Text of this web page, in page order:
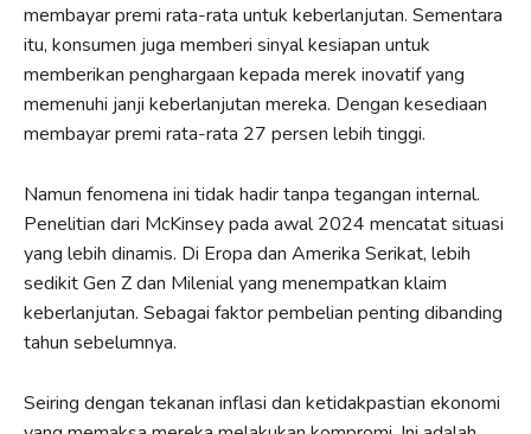
membayar premi rata-rata untuk keberlanjutan. Sementara
itu, konsumen juga memberi sinyal kesiapan untuk
memberikan penghargaan kepada merek inovatif yang
memenuhi janji keberlanjutan mereka. Dengan kesediaan
membayar premi rata-rata 27 persen lebih tinggi.
Namun fenomena ini tidak hadir tanpa tegangan internal.
Penelitian dari McKinsey pada awal 2024 mencatat situasi
yang lebih dinamis. Di Eropa dan Amerika Serikat, lebih
sedikit Gen Z dan Milenial yang menempatkan klaim
keberlanjutan. Sebagai faktor pembelian penting dibanding
tahun sebelumnya.
Seiring dengan tekanan inflasi dan ketidakpastian ekonomi